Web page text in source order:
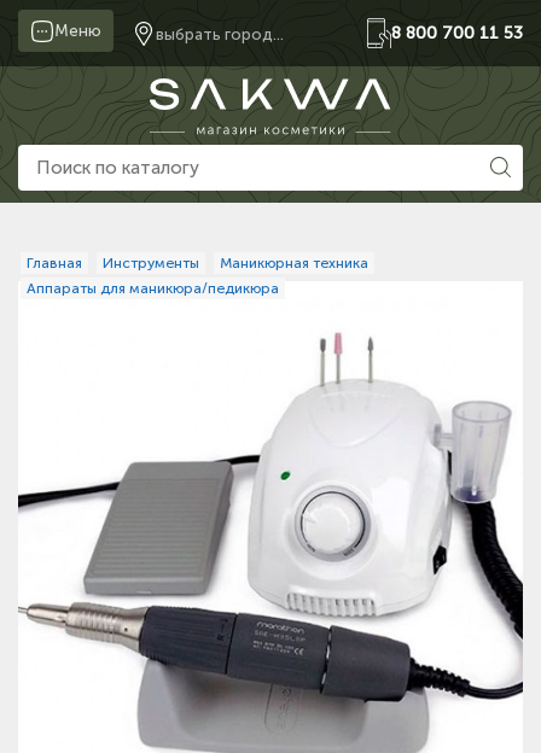
Меню выбрать город... 8 800 700 11 53
Главная Инструменты
Маникюрная техника
Аппараты для маникюра/педикюра